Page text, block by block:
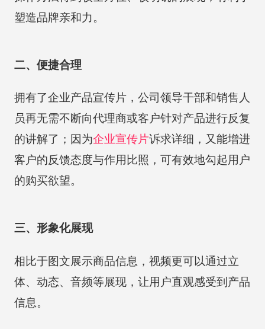
塑造品牌亲和力。
二、便捷合理
拥有了企业产品宣传片，公司领导干部和销售人
员再无需不断向代理商或客户针对产品进行反复
的讲解了；因为企业宣传片诉求详细，又能增进
客户的反馈态度与作用比照，可有效地勾起用户
的购买欲望。
三、形象化展现
相比于图文展示商品信息，视频更可以通过立
体、动态、音频等展现，让用户直观感受到产品
信息。